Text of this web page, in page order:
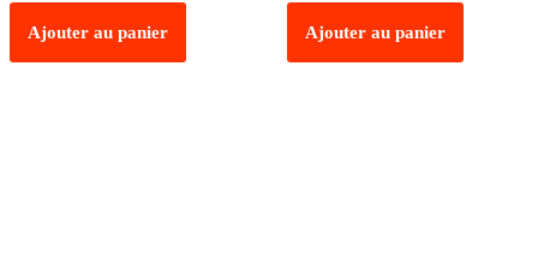
Ajouter au panier Ajouter au panier